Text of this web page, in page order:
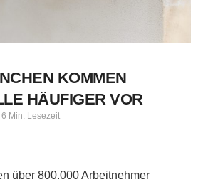
KOMMEN
HÄUFIGER VOR
6 Min. Lesezeit
über 800.000 Arbeitnehmer